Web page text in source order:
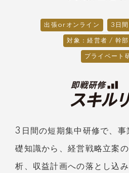
出張orオンライン 3日
対象：経営者 / 幹部
プライベート
3日間の短期集中研修で、事
礎知識から、経営戦略立案
析、収益計画への落とし込